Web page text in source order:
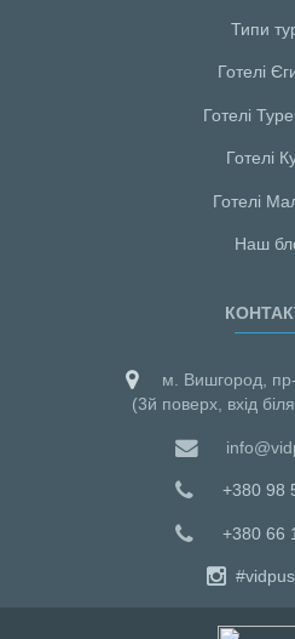
Типи
Готелі
Готелі
Готелі
Готелі
Наш
м. Вишгород,
(3й поверх, вхід
+380 98
+380 66